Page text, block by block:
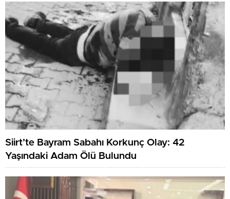
Siirt’te Bayram Sabahı Korkunç Olay: 42
Yaşındaki Adam Ölü Bulundu